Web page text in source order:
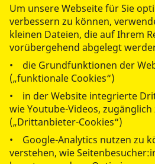
© 2026 ASB Regionalverband
Impressum
Um unsere Webseite für Sie
verbessern zu können,
kleinen Dateien, die auf Ihrem
vorübergehend abgelegt
• die Grundfunktionen der
(„funktionale Cookies“)
• in der Website integrierte
wie Youtube-Videos, zugänglich
(„Drittanbieter-Cookies“)
• Google-Analytics nutzen zu
verstehen, wie